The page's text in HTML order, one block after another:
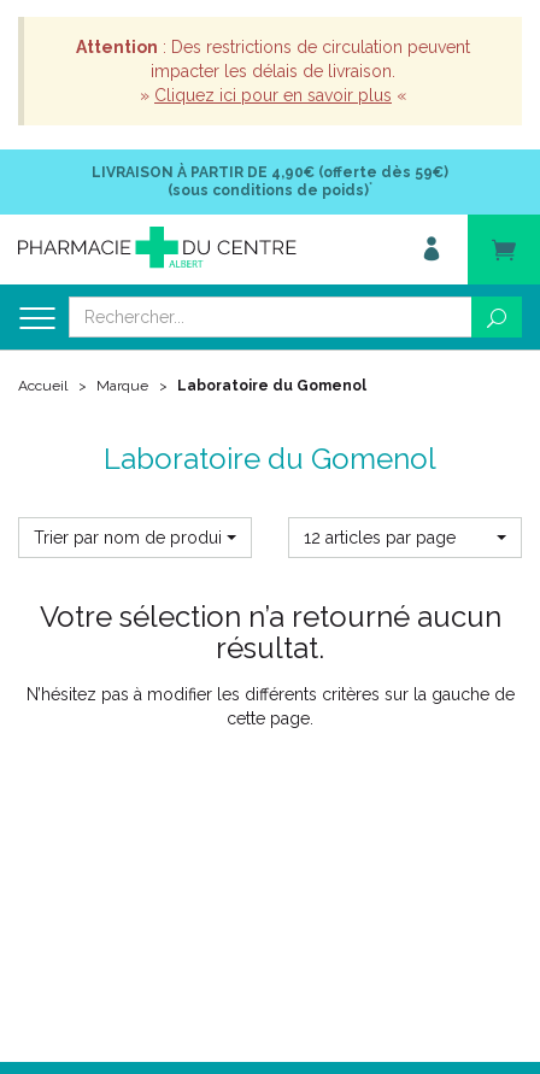
Attention : Des restrictions de circulation peuvent
impacter les délais de livraison.
» Cliquez ici pour en savoir plus «
LIVRAISON À PARTIR DE 4,90€ (offerte dès 59€)
(sous conditions de poids)*
Accueil Marque Laboratoire du Gomenol
Laboratoire du Gomenol
Trier par nom de produit 12 articles par page
Votre sélection n’a retourné aucun
résultat.
N’hésitez pas à modifier les différents critères sur la gauche de
cette page.